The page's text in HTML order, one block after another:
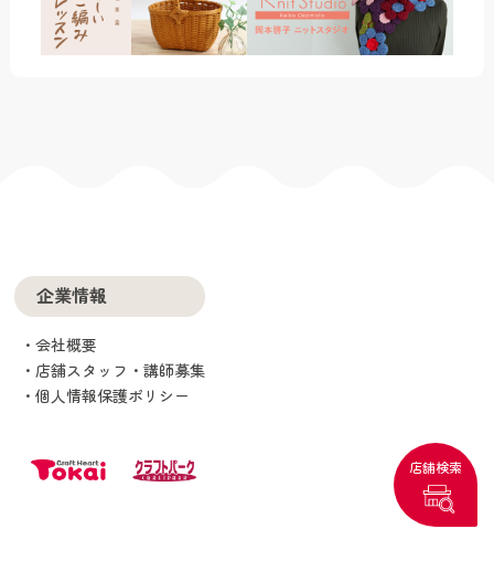
店舗検索
企業情報
会社概要
店舗スタッフ・講師募集
個人情報保護ポリシー